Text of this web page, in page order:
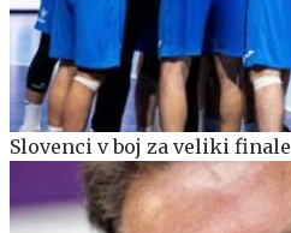
Slovenci v boj za veliki finale